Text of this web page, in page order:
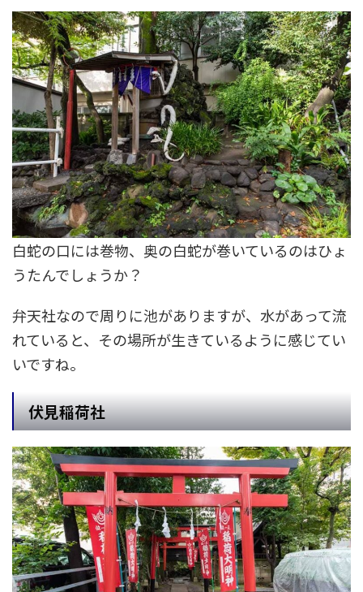
白蛇の口には巻物、奥の白蛇が巻いているのはひょ
うたんでしょうか？
弁天社なので周りに池がありますが、水があって流
れていると、その場所が生きているように感じてい
いですね。
伏見稲荷社